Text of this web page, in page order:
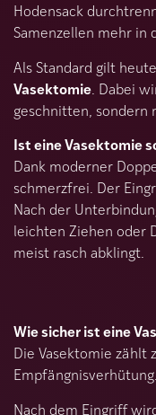
Hodensack
Samenzellen mehr in
Als Standard gilt
Vasektomie . Dabei
geschnitten, sondern
Ist eine Vasektomie
Dank moderner
schmerzfrei. Der
Nach der
leichten Ziehen oder
meist rasch abklingt.
Wie sicher ist eine
Die Vasektomie zählt
Empfängnisverhütung.
Nach dem Eingriff